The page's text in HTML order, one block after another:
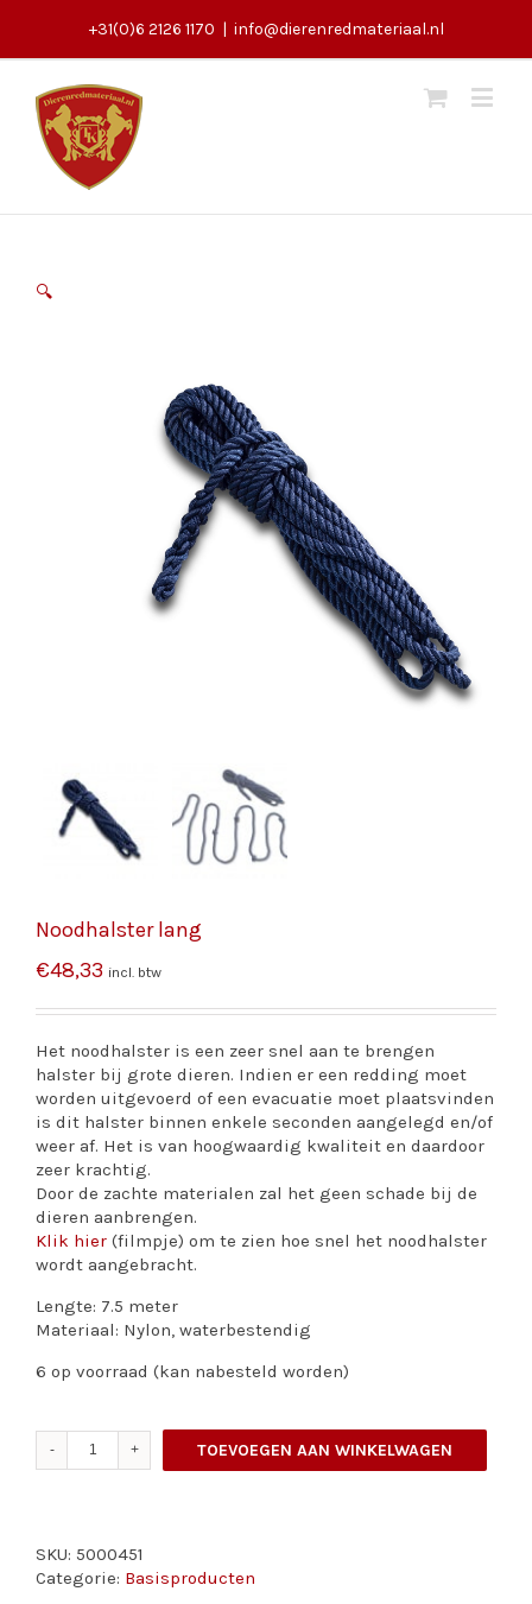
+31(0)6 2126 1170 | info@dierenredmateriaal.nl
🔍
Noodhalster lang
€48,33 incl. btw
Het noodhalster is een zeer snel aan te brengen
halster bij grote dieren. Indien er een redding moet
worden uitgevoerd of een evacuatie moet plaatsvinden
is dit halster binnen enkele seconden aangelegd en/of
weer af. Het is van hoogwaardig kwaliteit en daardoor
zeer krachtig.
Door de zachte materialen zal het geen schade bij de
dieren aanbrengen.
Klik hier (filmpje) om te zien hoe snel het noodhalster
wordt aangebracht.
Lengte: 7.5 meter
Materiaal: Nylon, waterbestendig
6 op voorraad (kan nabesteld worden)
Noodhalster
lang
TOEVOEGEN AAN WINKELWAGEN
SKU: 5000451
Categorie: Basisproducten